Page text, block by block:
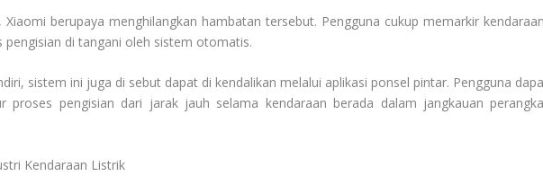
berupaya menghilangkan hambatan tersebut. Pengguna cukup memarkir
pengisian di tangani oleh sistem otomatis.
sistem ini juga di sebut dapat di kendalikan melalui aplikasi ponsel pintar. Pengguna
proses pengisian dari jarak jauh selama kendaraan berada dalam jangkauan
Kendaraan Listrik